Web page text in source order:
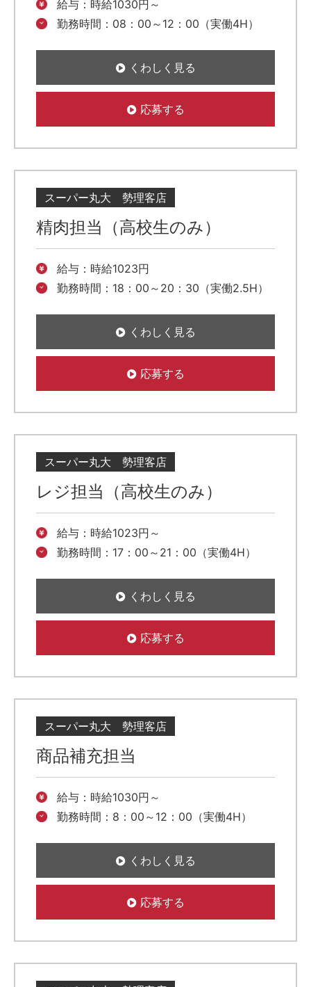
給与：時給1030円～
勤務時間：08：00～12：00（実働4H）
くわしく見る
応募する
スーパー丸大 勢理客店
精肉担当（高校生のみ）
給与：時給1023円
勤務時間：18：00～20：30（実働2.5H）
くわしく見る
応募する
スーパー丸大 勢理客店
レジ担当（高校生のみ）
給与：時給1023円～
勤務時間：17：00～21：00（実働4H）
くわしく見る
応募する
スーパー丸大 勢理客店
商品補充担当
給与：時給1030円～
勤務時間：8：00～12：00（実働4H）
くわしく見る
応募する